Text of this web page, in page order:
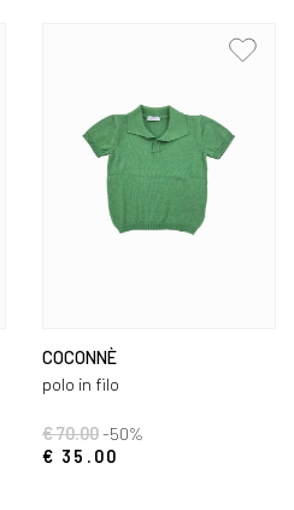
COCONNÈ
polo in filo
€ 70.00-50%
€ 35.00